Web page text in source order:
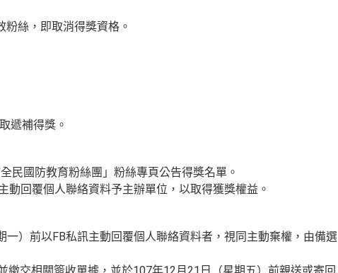
絲，即取消得獎資格。
遞補得獎。
民國防教育粉絲團」粉絲專頁公告得獎名單。
回覆個人聯絡資料予主辦單位，以取得獲獎權益。
）前以FB私訊主動回覆個人聯絡資料者，視同主動棄權，由備選